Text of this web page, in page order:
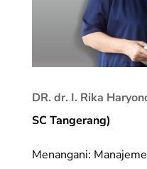
DR. dr. I. Rika
SC Tangerang)
Menangani: